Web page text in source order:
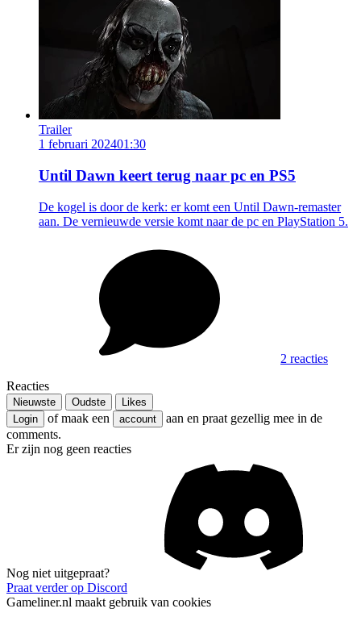
Trailer
1 februari 202401:30
Until Dawn keert terug naar pc en PS5
De kogel is door de kerk: er komt een Until Dawn-remaster
aan. De vernieuwde versie komt naar de pc en PlayStation 5.
2 reacties
Reacties
Nieuwste Oudste
Likes
Login
of maak een account
aan en praat gezellig mee in de
comments.
Er zijn nog geen reacties
Nog niet uitgepraat?
Praat verder op Discord
Gameliner.nl maakt gebruik van cookies